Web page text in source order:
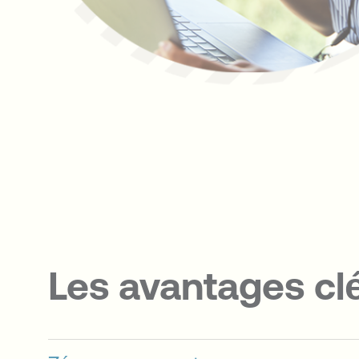
Les avantages